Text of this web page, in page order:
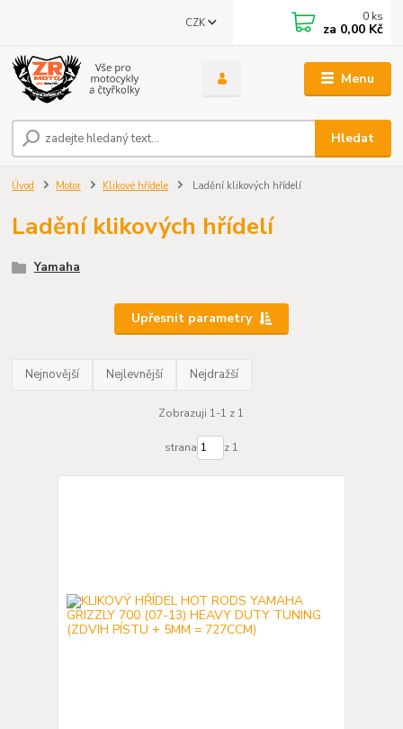
Menu
CZK
Hledat
0 ks
za 0,00 Kč
Úvod Motor Klikové hřídele Ladění klikových hřídelí
Ladění klikových hřídelí
Yamaha
Upřesnit parametry
Nejnovější Nejlevnější Nejdražší
Zobrazuji 1-1 z 1
strana z 1